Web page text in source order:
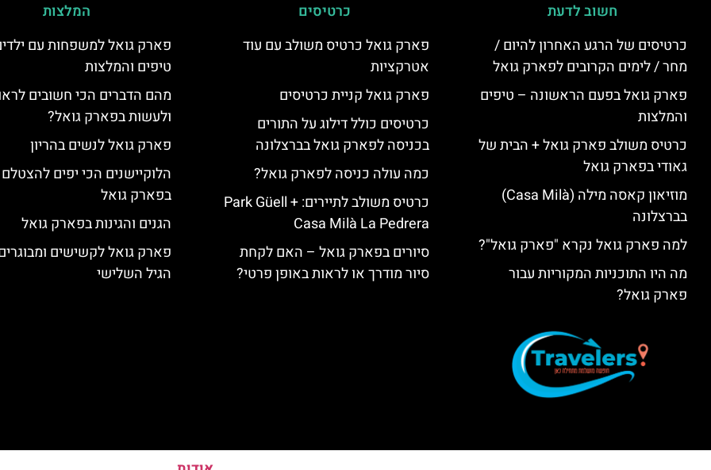
חשוב לדעת
כרטיסים של הרגע האחרון להיום /
מחר / לימים הקרובים לפארק גואל
פארק גואל בפעם הראשונה – טיפים
והמלצות
כרטיס משולב פארק גואל + הבית של
גאודי בפארק גואל
מוזיאון קאסה מילה (Casa Milà)
בברצלונה
למה פארק גואל נקרא "פארק גואל"?
מה היו התוכניות המקוריות עבור
פארק גואל?
כרטיסים
פארק גואל כרטיס משולב עם עוד
אטרקציות
פארק גואל קניית כרטיסים
כרטיסים כולל דילוג על התורים
בכניסה לפארק גואל בברצלונה
כמה עולה כניסה לפארק גואל?
כרטיס משולב לתיירים: Park Güell +
Casa Milà La Pedrera
סיורים בפארק גואל – האם לקחת
סיור מודרך או לראות באופן פרטי?
המלצות
פארק גואל למשפחות עם
טיפים והמלצות
מהם הדברים הכי חשובים
ולעשות בפארק גואל?
פארק גואל לנשים בהריון
הלוקיישנים הכי יפים להצטלם
בפארק גואל
הגנים והגינות בפארק גואל
פארק גואל לקשישים
הגיל השלישי